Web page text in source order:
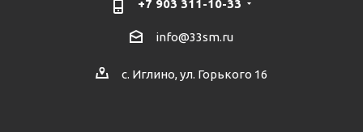
+7 903 311-10-33
info@33sm.ru
с. Иглино, ул. Горького 16